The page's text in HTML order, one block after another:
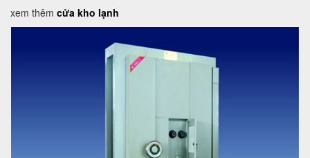
xem thêm cửa kho lạnh